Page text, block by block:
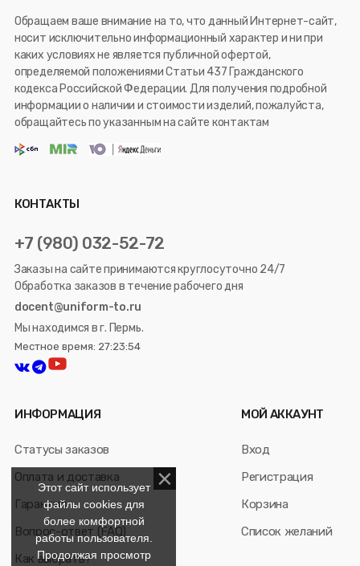
Обращаем ваше внимание на то, что данный Интернет-сайт,
носит исключительно информационный характер и ни при
каких условиях не является публичной офертой,
определяемой положениями Статьи 437 Гражданского
кодекса Российской Федерации. Для получения подробной
информации о наличии и стоимости изделий, пожалуйста,
обращайтесь по указанным на сайте контактам
КОНТАКТЫ
+7 (980) 032-52-72
Заказы на сайте принимаются круглосуточно 24/7
Обработка заказов в течение рабочего дня
docent@uniform-to.ru
Мы находимся в г. Пермь.
Местное время: 27:23:54
ИНФОРМАЦИЯ
Статусы заказов
Оплата и доставка
Гарантия
Вопрос-ответ (FAQ)
Как выбрать?
МОЙ АККАУНТ
Вход
Регистрация
Корзина
Список желаний
Этот сайт использует
файлы cookies для
более комфортной
работы пользователя.
Продолжая просмотр